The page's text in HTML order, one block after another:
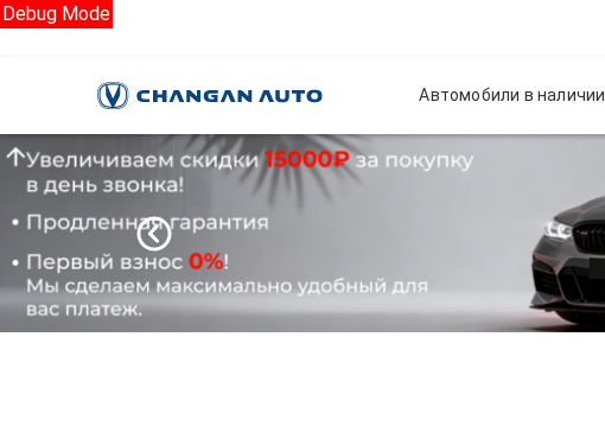
Debug Mode
Автомобили в наличии